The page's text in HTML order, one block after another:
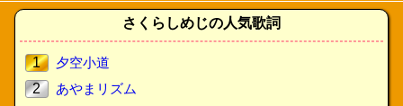
さくらしめじの人気歌詞
1
夕空小道
2
あやまリズム